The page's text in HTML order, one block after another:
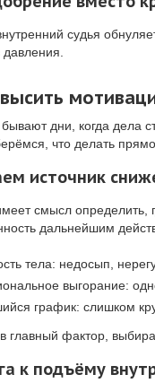
судья
дни, когда дела
что делать
источник
смысл определить,
дальнейшим
тела: недосып,
выгорание:
график: слишком
главный фактор,
к подъёму